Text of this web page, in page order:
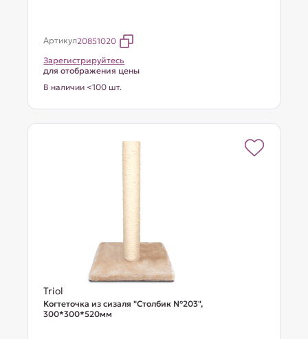
Артикул20851020
Зарегистрируйтесь
для отображения цены
В наличии <100 шт.
Triol
Когтеточка из сизаля "Столбик №203",
300*300*520мм